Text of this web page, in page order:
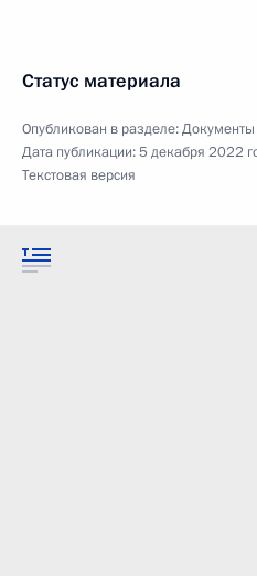
Статус материала
Опубликован в разделе:Документы
Дата публикации:5 декабря 2022
Текстовая версия